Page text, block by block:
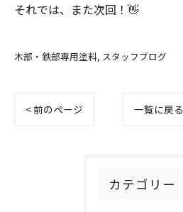
それでは、また次回！👋
木部・鉄部専用塗料 スタッフブログ
< 前のページ 一覧に戻る
カテゴリー